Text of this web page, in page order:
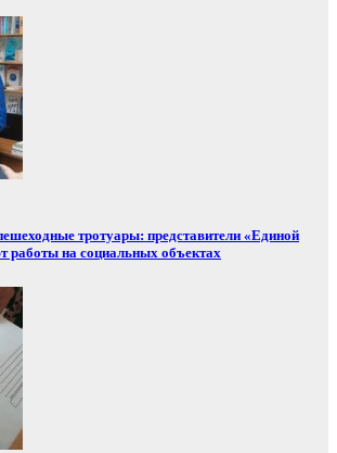
тротуары: представители «Единой
работы на социальных объектах